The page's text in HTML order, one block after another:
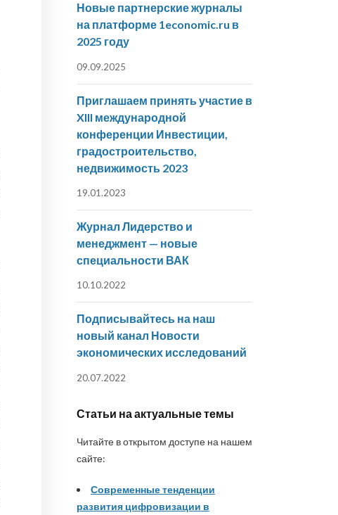
Новые партнерские журналы
на платформе 1economic.ru в
2025 году
09.09.2025
Приглашаем принять участие в
XIII международной
конференции Инвестиции,
градостроительство,
недвижимость 2023
19.01.2023
Журнал Лидерство и
менеджмент — новые
специальности ВАК
10.10.2022
Подписывайтесь на наш
новый канал Новости
экономических исследований
20.07.2022
Статьи на актуальные темы
Читайте в открытом доступе на нашем
сайте:
Современные тенденции
развития цифровизации в